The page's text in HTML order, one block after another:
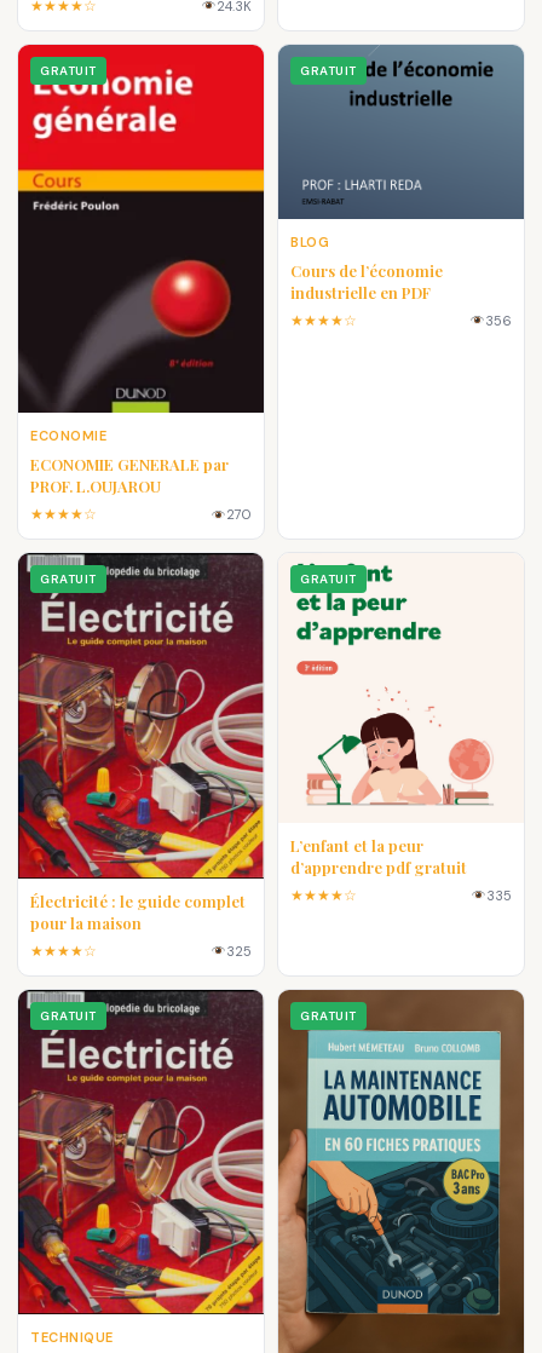
★★★★☆ 24.3K
GRATUIT
ECONOMIE
ECONOMIE GENERALE par
PROF. L.OUJAROU
★★★★☆ 270
GRATUIT
BLOG
Cours de l’économie
industrielle en PDF
★★★★☆ 356
GRATUIT
Électricité : le guide complet
pour la maison
★★★★☆ 325
GRATUIT
L’enfant et la peur
d’apprendre pdf gratuit
★★★★☆ 335
GRATUIT
TECHNIQUE
GRATUIT